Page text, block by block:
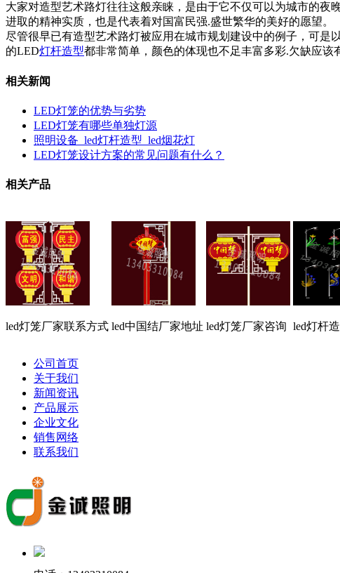
大家对造型艺术路灯往往这般亲睐，是由于它不仅可以为城市的
进取的精神实质，也是代表着对国富民强.盛世繁华的美好的愿望。
尽管很早已有造型艺术路灯被应用在城市规划建设中的例子，可
的LED灯杆造型都非常简单，颜色的体现也不足丰富多彩.欠缺应该
相关新闻
LED灯笼的优势与劣势
LED灯笼有哪些单独灯源
照明设备_led灯杆造型_led烟花灯
LED灯笼设计方案的常见问题有什么？
相关产品
led灯笼厂家联系方式 led中国结厂家地址 led灯笼厂家咨询 led灯杆
公司首页
关于我们
新闻资讯
产品展示
企业文化
销售网络
联系我们